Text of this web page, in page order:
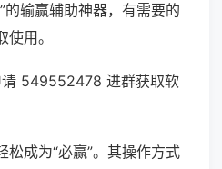
的输赢辅助神器，有需要的
用。
549552478 进群获取软
成为“必赢”。其操作方式